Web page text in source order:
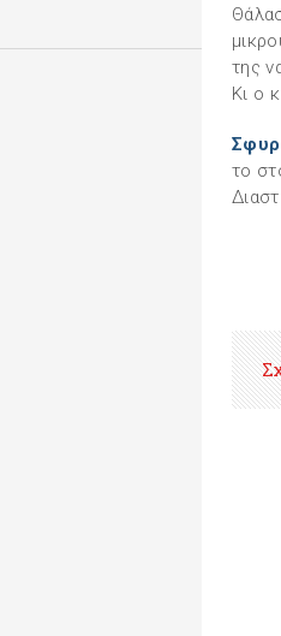
της
Κι ο
το